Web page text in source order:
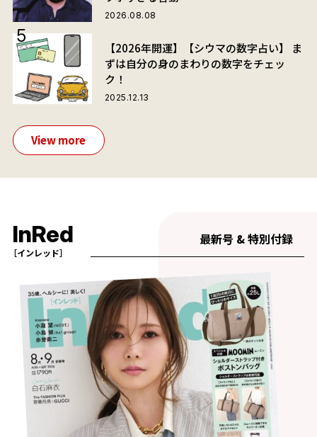
2026.08.08
【2026年開運】【シウマの数字占い】 ま
ずは自分の身のまわりの数字をチェッ
ク！
2025.12.13
View more
InRed
［インレッド］
最新号 & 特別付録